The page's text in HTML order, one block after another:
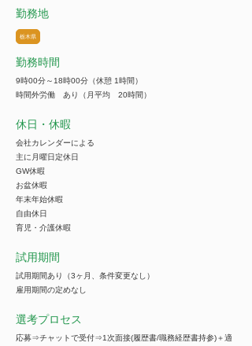
勤務地
栃木県
勤務時間
9時00分～18時00分（休憩 1時間）
時間外労働 あり（月平均 20時間）
休日・休暇
会社カレンダーによる
主に月曜日定休日
GW休暇
お盆休暇
年末年始休暇
自由休日
育児・介護休暇
試用期間
試用期間あり（3ヶ月、条件変更なし）
雇用期間の定めなし
選考プロセス
応募⇒チャットで受付⇒1次面接(履歴書/職務経歴書持参)＋適